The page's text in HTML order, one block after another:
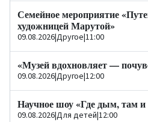
Семейное мероприятие
художницей Марутой»
09.08.2026|Другое|11:00
«Музей вдохновляет —
09.08.2026|Другое|12:00
Научное шоу «Где дым, там и
09.08.2026|Для детей|12:00